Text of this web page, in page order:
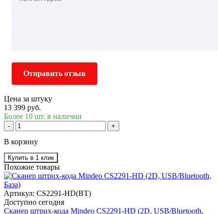
Отправить отзыв
Цена за штуку
13 399 руб.
Более 10 шт. в наличии
- +
В корзину
Купить в 1 клик
Похожие товары
Артикул: CS2291-HD(BT)
Доступно сегодня
Сканер штрих-кода Mindeo CS2291-HD (2D, USB/Bluetooth,